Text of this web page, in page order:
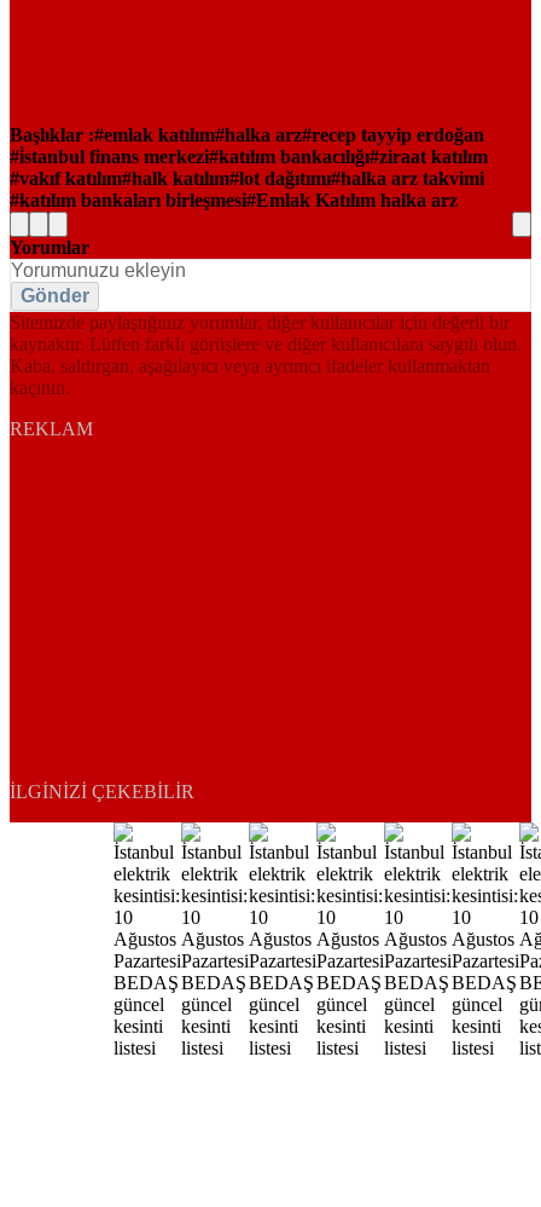
Başlıklar : emlak katılım halka arz recep tayyip erdoğan
i̇stanbul finans merkezi katılım bankacılığı ziraat katılım
vakıf katılım halk katılım lot dağıtımı halka arz takvimi
katılım bankaları birleşmesi Emlak Katılım halka arz
Yorumlar
Gönder
Sitemizde paylaştığınız yorumlar, diğer kullanıcılar için değerli bir
kaynaktır. Lütfen farklı görüşlere ve diğer kullanıcılara saygılı olun.
Kaba, saldırgan, aşağılayıcı veya ayrımcı ifadeler kullanmaktan
kaçının.
REKLAM
İLGINIZI ÇEKEBILIR